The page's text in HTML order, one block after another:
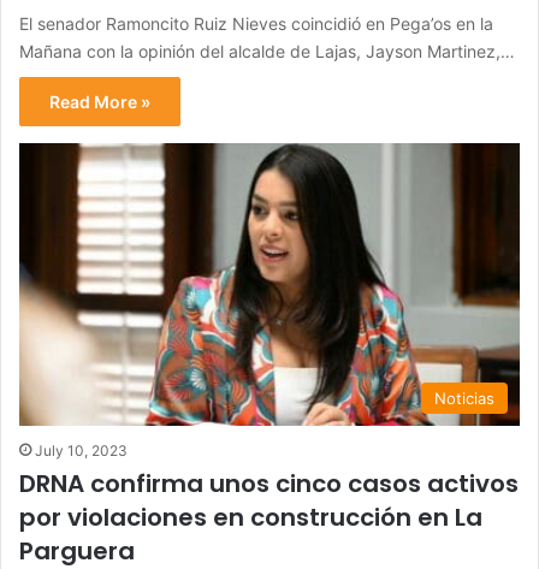
El senador Ramoncito Ruiz Nieves coincidió en Pega’os en la
Mañana con la opinión del alcalde de Lajas, Jayson Martinez,…
Read More »
Noticias
July 10, 2023
DRNA confirma unos cinco casos activos
por violaciones en construcción en La
Parguera